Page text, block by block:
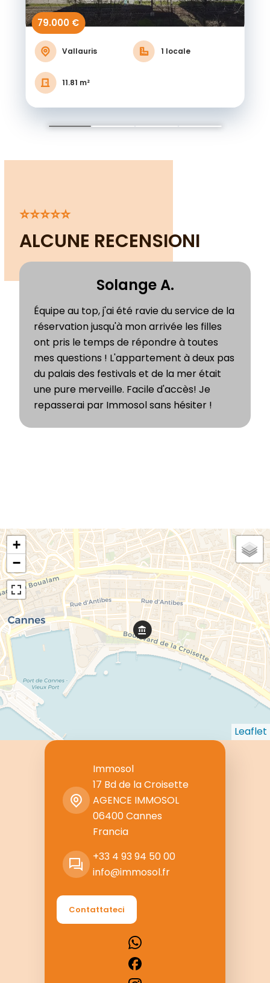
79.000 €
Vallauris 1 locale
11.81 m²
⭐⭐⭐⭐⭐
ALCUNE RECENSIONI
Solange A.
Équipe au top, j'ai été ravie du service de la
réservation jusqu'à mon arrivée les filles
ont pris le temps de répondre à toutes
mes questions ! L'appartement à deux pas
du palais des festivals et de la mer était
une pure merveille. Facile d'accès! Je
repasserai par Immosol sans hésiter !
+
−
Leaflet
Immosol
17 Bd de la Croisette
AGENCE IMMOSOL
06400Cannes
Francia
+33 4 93 94 50 00
info@immosol.fr
Contattateci